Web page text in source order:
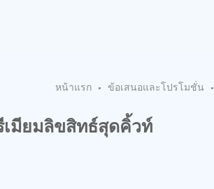
หน้าแรก • ข้อเสนอและโปรโมชั่น
เมียมลิขสิทธ์สุดคิ้วท์